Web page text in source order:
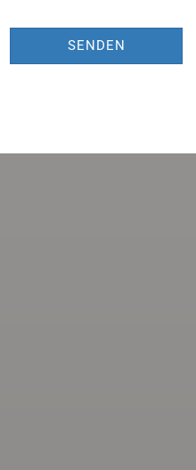
SENDEN